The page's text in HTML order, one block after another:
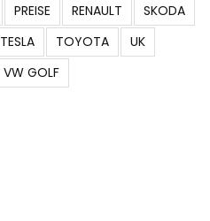
PREISE RENAULT
SKODA
TESLA TOYOTA
UK
VW GOLF